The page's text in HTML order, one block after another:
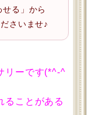
せる」から
さいませ♪
リーです(*^-^
ることがある